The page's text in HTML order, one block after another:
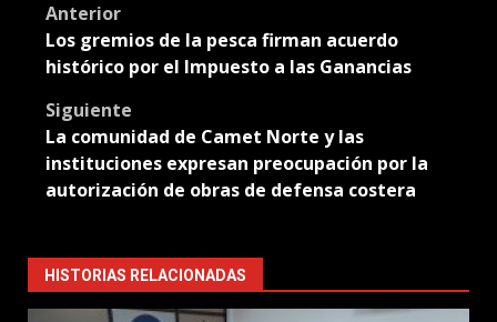
Post
navigation
Anterior
Los gremios de la pesca firman acuerdo
histórico por el Impuesto a las Ganancias
Siguiente
La comunidad de Camet Norte y las
instituciones expresan preocupación por la
autorización de obras de defensa costera
HISTORIAS RELACIONADAS